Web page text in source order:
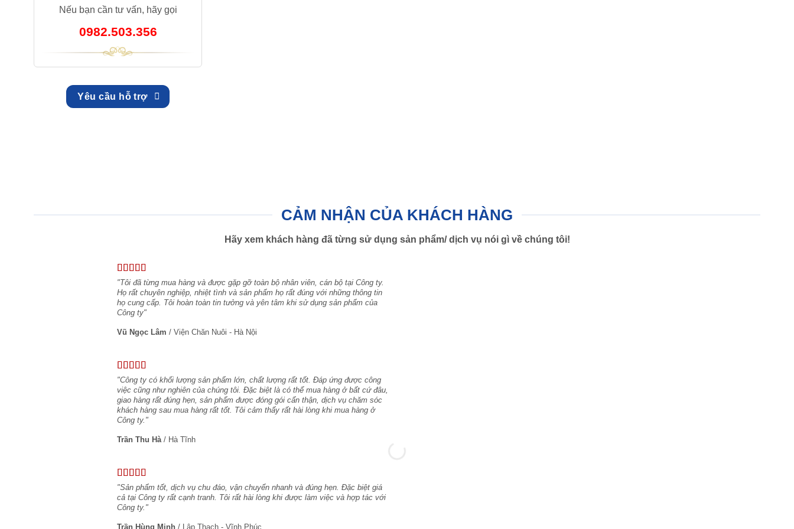
Nếu bạn cần tư vấn, hãy gọi
0982.503.356
Yêu cầu hỗ trợ
CẢM NHẬN CỦA KHÁCH HÀNG
Hãy xem khách hàng đã từng sử dụng sản phẩm/ dịch vụ nói gì về chúng tôi!
"Tôi đã từng mua hàng và được gặp gỡ toàn bộ nhân viên, cán bộ tại Công ty.
Họ rất chuyên nghiệp, nhiệt tình và sản phẩm họ rất đúng với những thông tin
họ cung cấp. Tôi hoàn toàn tin tưởng và yên tâm khi sử dụng sản phẩm của
Công ty"
Vũ Ngọc Lâm / Viện Chăn Nuôi - Hà Nội
"Công ty có khối lượng sản phẩm lớn, chất lượng rất tốt. Đáp ứng được công
việc cũng như nghiên của chúng tôi. Đặc biệt là có thể mua hàng ở bất cứ đâu,
giao hàng rất đúng hẹn, sản phẩm được đóng gói cẩn thận, dịch vụ chăm sóc
khách hàng sau mua hàng rất tốt. Tôi cảm thấy rất hài lòng khi mua hàng ở
Công ty."
Trần Thu Hà / Hà Tĩnh
"Sản phẩm tốt, dịch vụ chu đáo, vận chuyển nhanh và đúng hẹn. Đặc biệt giá
cả tại Công ty rất cạnh tranh. Tôi rất hài lòng khi được làm việc và hợp tác với
Công ty."
Trần Hùng Minh / Lập Thạch - Vĩnh Phúc